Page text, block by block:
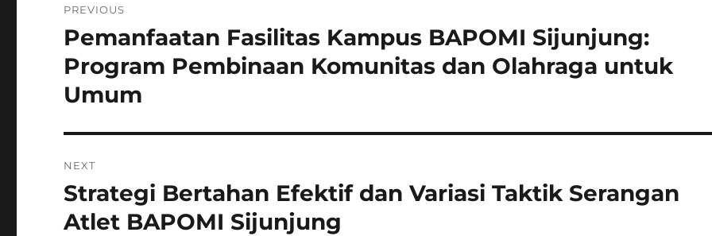
pos
PREVIOUS
Previous
post:
Pemanfaatan Fasilitas Kampus BAPOMI Sijunjung:
Program Pembinaan Komunitas dan Olahraga untuk
Umum
NEXT
Next
post:
Strategi Bertahan Efektif dan Variasi Taktik Serangan
Atlet BAPOMI Sijunjung